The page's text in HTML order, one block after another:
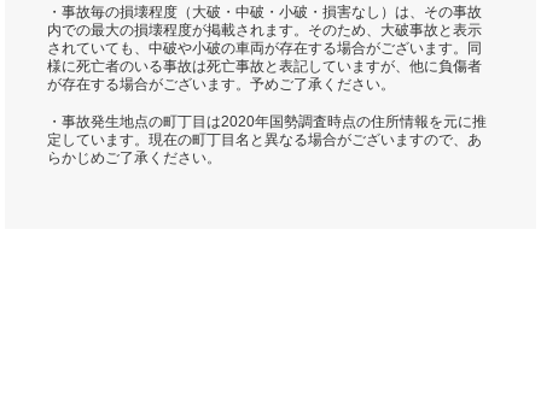
・事故毎の損壊程度（大破・中破・小破・損害なし）は、その事故
内での最大の損壊程度が掲載されます。そのため、大破事故と表示
されていても、中破や小破の車両が存在する場合がございます。同
様に死亡者のいる事故は死亡事故と表記していますが、他に負傷者
が存在する場合がございます。予めご了承ください。
・事故発生地点の町丁目は2020年国勢調査時点の住所情報を元に推
定しています。現在の町丁目名と異なる場合がございますので、あ
らかじめご了承ください。